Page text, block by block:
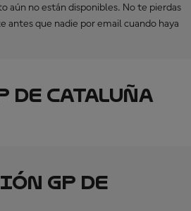
aún no están disponibles. No te pierdas
antes que nadie por email cuando haya
DE CATALUÑA
GP DE